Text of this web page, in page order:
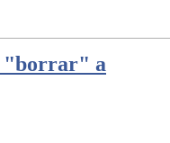
"borrar" a